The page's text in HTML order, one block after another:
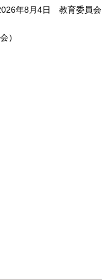
年8月4日 教育委員会
）